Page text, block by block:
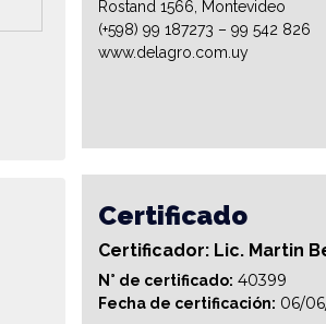
Rostand 1566, Montevideo
(+598) 99 187273 – 99 542 826
www.delagro.com.uy
Certificado
Certificador: Lic. Martin
N° de certificado: 40399
Fecha de certificación: 06/